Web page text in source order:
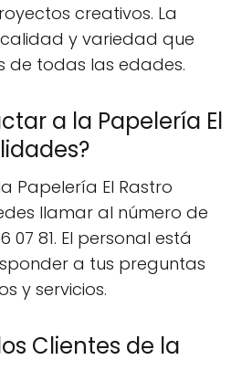
creativos. La
y variedad que
de todas las edades.
a la Papelería El
Papelería El Rastro
llamar al número de
07 81. El personal está
a tus preguntas
y servicios.
Clientes de la